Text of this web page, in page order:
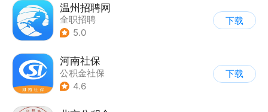
温州招聘网
全职招聘
5.0
下载
河南社保
公积金社保
4.6
下载